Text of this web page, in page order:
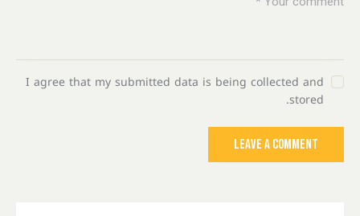
I agree that my submitted data is being collected and
stored.